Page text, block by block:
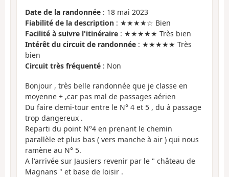
Date de la randonnée : 18 mai 2023
Fiabilité de la description : ★★★★☆ Bien
Facilité à suivre l'itinéraire : ★★★★★ Très bien
Intérêt du circuit de randonnée : ★★★★★ Très
bien
Circuit très fréquenté : Non
Bonjour , très belle randonnée que je classe en
moyenne + ,car pas mal de passages aérien
Du faire demi-tour entre le N° 4 et 5 , du à passage
trop dangereux .
Reparti du point N°4 en prenant le chemin
parallèle et plus bas ( vers manche à air ) qui nous
ramène au N° 5.
A l'arrivée sur Jausiers revenir par le " château de
Magnans " et base de loisir .